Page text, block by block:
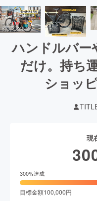
ハンドルバー
だけ。持ち
ショッ
現
300%達成
目標金額100,000円